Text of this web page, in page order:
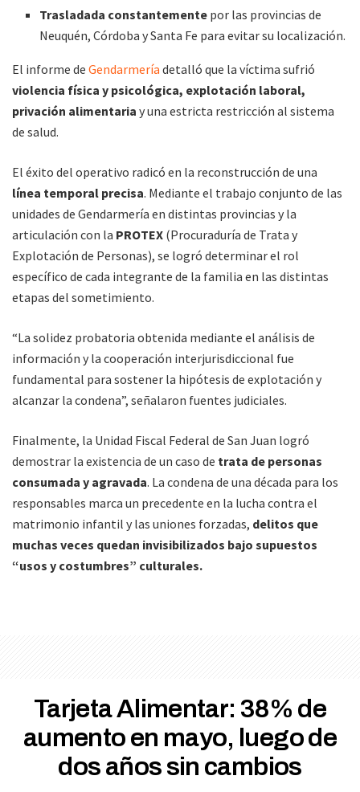
Trasladada constantemente por las provincias de
Neuquén, Córdoba y Santa Fe para evitar su localización.
El informe de Gendarmería detalló que la víctima sufrió
violencia física y psicológica, explotación laboral,
privación alimentaria y una estricta restricción al sistema
de salud.
El éxito del operativo radicó en la reconstrucción de una
línea temporal precisa. Mediante el trabajo conjunto de las
unidades de Gendarmería en distintas provincias y la
articulación con la PROTEX (Procuraduría de Trata y
Explotación de Personas), se logró determinar el rol
específico de cada integrante de la familia en las distintas
etapas del sometimiento.
“La solidez probatoria obtenida mediante el análisis de
información y la cooperación interjurisdiccional fue
fundamental para sostener la hipótesis de explotación y
alcanzar la condena”, señalaron fuentes judiciales.
Finalmente, la Unidad Fiscal Federal de San Juan logró
demostrar la existencia de un caso de trata de personas
consumada y agravada. La condena de una década para los
responsables marca un precedente en la lucha contra el
matrimonio infantil y las uniones forzadas, delitos que
muchas veces quedan invisibilizados bajo supuestos
“usos y costumbres” culturales.
Tarjeta Alimentar: 38% de
aumento en mayo, luego de
dos años sin cambios